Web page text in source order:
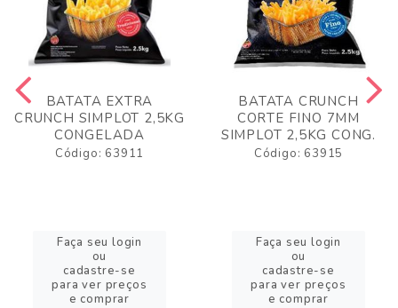
BATATA EXTRA
CRUNCH SIMPLOT 2,5KG
CONGELADA
Código: 63911
Faça seu login
ou
cadastre-se
para ver preços
e comprar
BATATA CRUNCH
CORTE FINO 7MM
SIMPLOT 2,5KG CONG.
Código: 63915
Faça seu login
ou
cadastre-se
para ver preços
e comprar